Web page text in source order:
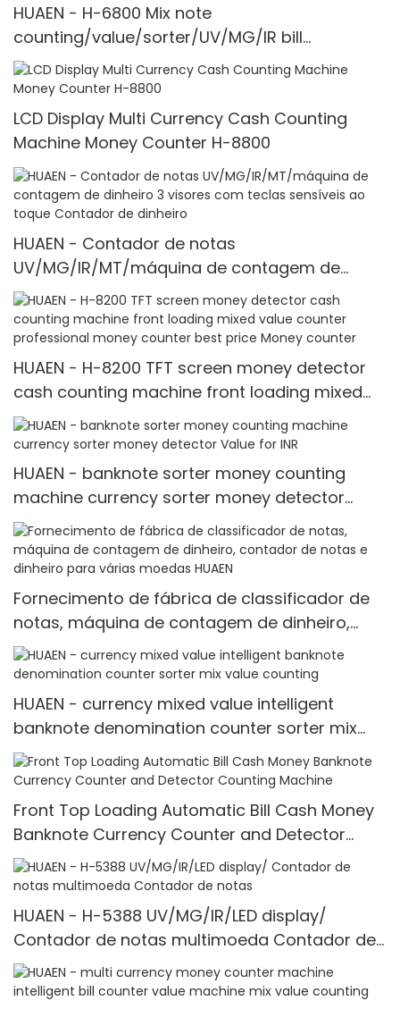
HUAEN - H-6800 Mix note
counting/value/sorter/UV/MG/IR bill
counter/money counting machine Money
counter
LCD Display Multi Currency Cash Counting
Machine Money Counter H-8800
HUAEN - Contador de notas
UV/MG/IR/MT/máquina de contagem de
dinheiro 3 visores com teclas sensíveis ao
toque Contador de dinheiro
HUAEN - H-8200 TFT screen money detector
cash counting machine front loading mixed
value counter professional money counter
best price Money counter
HUAEN - banknote sorter money counting
machine currency sorter money detector
Value for INR
Fornecimento de fábrica de classificador de
notas, máquina de contagem de dinheiro,
contador de notas e dinheiro para várias
moedas HUAEN
HUAEN - currency mixed value intelligent
banknote denomination counter sorter mix
value counting
Front Top Loading Automatic Bill Cash Money
Banknote Currency Counter and Detector
Counting Machine
HUAEN - H-5388 UV/MG/IR/LED display/
Contador de notas multimoeda Contador de
notas